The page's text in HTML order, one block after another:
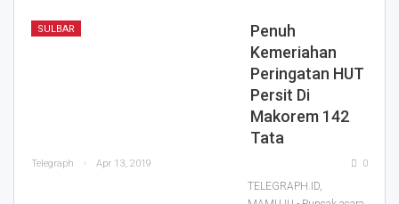
SULBAR
Penuh
Kemeriahan
Peringatan HUT
Persit Di
Makorem 142
Tata
Telegraph Apr 13, 2019 0
TELEGRAPH.ID,